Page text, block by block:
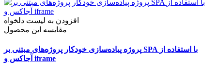
افزودن به لیست دلخواه
مقایسه این محصول
پروژه پیاده‌سازی خودکار پروژه‌های مبتنی بر SPA با استفاده از
آجاکس و iframe